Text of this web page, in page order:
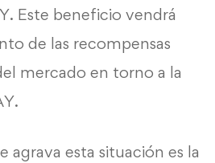
Este beneficio vendrá
de las recompensas
mercado en torno a la
esta situación es la